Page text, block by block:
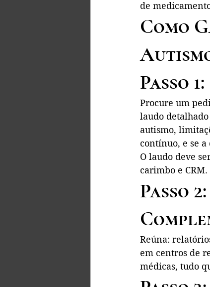
de
Como
Passo
Procure um
laudo
autismo,
contínuo, e se
O laudo deve
carimbo e CRM.
Passo
Reúna:
em centros de
médicas, tudo